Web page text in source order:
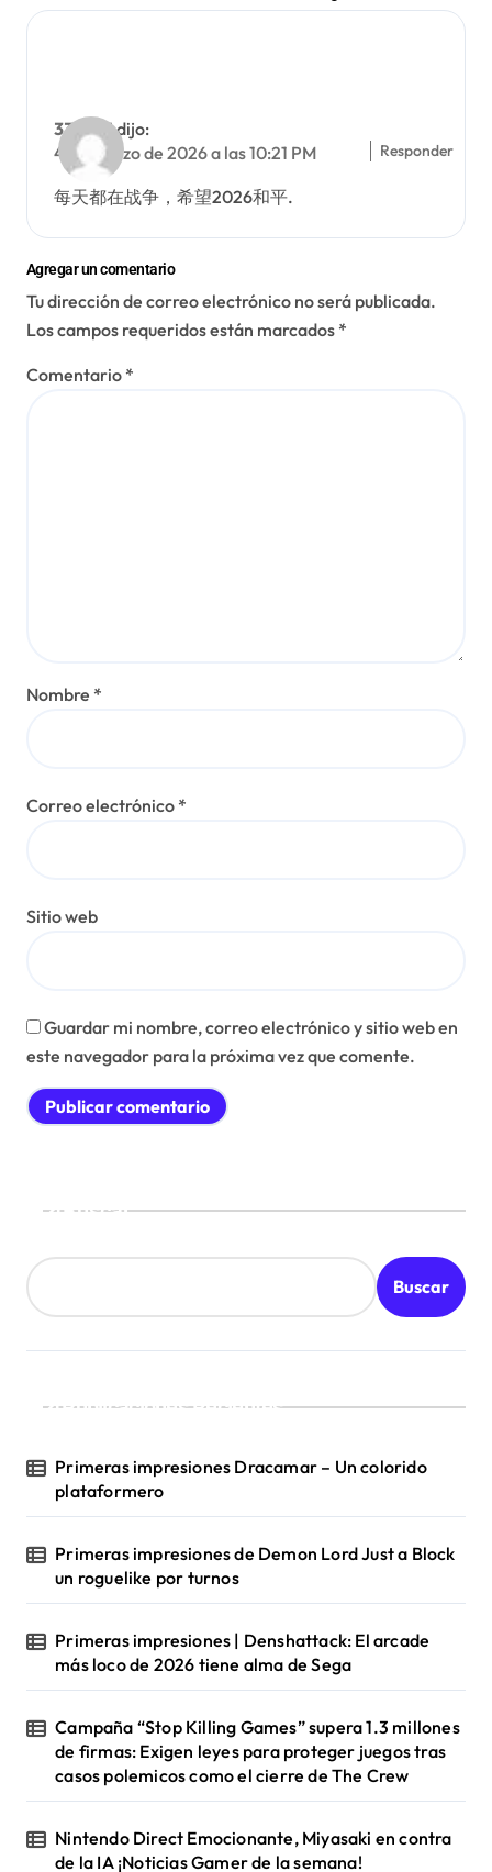
333985dijo:
4 de Marzo de 2026 a las 10:21 PM
每天都在战争，希望2026和平.
Responder
Agregar un comentario
Tu dirección de correo electrónico no será publicada.
Los campos requeridos están marcados *
Comentario *
Nombre *
Correo electrónico *
Sitio web
Guardar mi nombre, correo electrónico y sitio web en
este navegador para la próxima vez que comente.
Buscar
Buscar
Publicaciones Recientes
Primeras impresiones Dracamar – Un colorido
plataformero
Primeras impresiones de Demon Lord Just a Block
un roguelike por turnos
Primeras impresiones | Denshattack: El arcade
más loco de 2026 tiene alma de Sega
Campaña “Stop Killing Games” supera 1.3 millones
de firmas: Exigen leyes para proteger juegos tras
casos polemicos como el cierre de The Crew
Nintendo Direct Emocionante, Miyasaki en contra
de la IA ¡Noticias Gamer de la semana!